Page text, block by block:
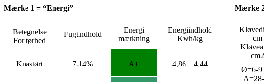
Mærke 1 = “Energi”
Betegnelse
For tørhed
Fugtindhold
Energi
mærkning
Energiindhold
Kwh/kg
Knastørt 7-14% A+ 4,86 – 4,44
Mærke
cm
cm2
Ø=6-9